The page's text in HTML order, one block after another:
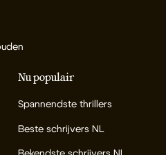
Nu populair
Spannendste thrillers
Beste schrijvers NL